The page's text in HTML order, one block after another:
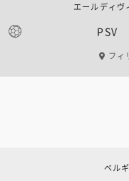
PSV
エールディ
フィ
ベル